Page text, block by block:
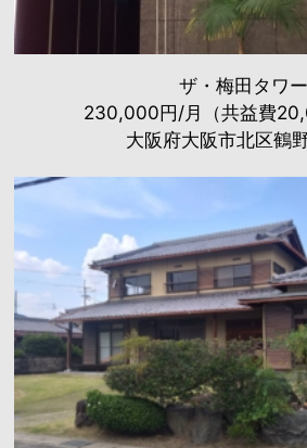
ザ・梅田タワー
230,000円/月（共益費
大阪府大阪市北区鶴